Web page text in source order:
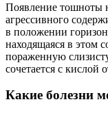
Появление тошноты
агрессивного
в положении
находящаяся в этом
пораженную
сочетается с
Какие болезни